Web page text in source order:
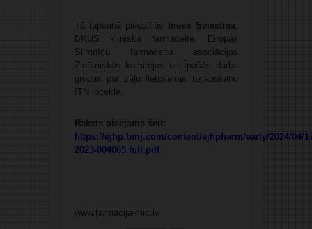
Tā tapšanā piedalījās Inese Sviestiņa
BKUS klīniskā farmaceite, Eiropas
Slimnīcu farmaceitu asociācijas
Zinātniskās komitejas un Īpašās darba
grupas par zāļu lietošanas uzlabošanu
ITN locekle.
Raksts pieejams šeit:
https://ejhp.bmj.com/content/ejhpharm/early/2024/04/
2023-004065.full.pdf
www.farmacija-mic.lv